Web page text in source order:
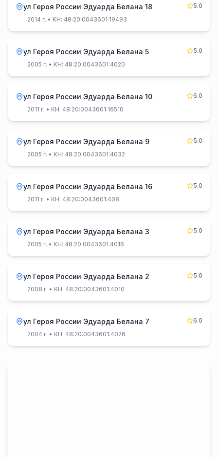
ул Героя России Эдуарда Белана 18
5.0
2014 г. • КН: 48:20:0043601:19493
ул Героя России Эдуарда Белана 5
5.0
2005 г. • КН: 48:20:0043601:4020
ул Героя России Эдуарда Белана 10
6.0
2011 г. • КН: 48:20:0043601:16510
ул Героя России Эдуарда Белана 9
5.0
2005 г. • КН: 48:20:0043601:4032
ул Героя России Эдуарда Белана 16
5.0
2011 г. • КН: 48:20:0043601:408
ул Героя России Эдуарда Белана 3
5.0
2005 г. • КН: 48:20:0043601:4016
ул Героя России Эдуарда Белана 2
5.0
2008 г. • КН: 48:20:0043601:4010
ул Героя России Эдуарда Белана 7
6.0
2004 г. • КН: 48:20:0043601:4026